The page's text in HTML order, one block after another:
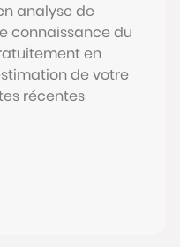
analyse de
connaissance du
en
de votre
récentes